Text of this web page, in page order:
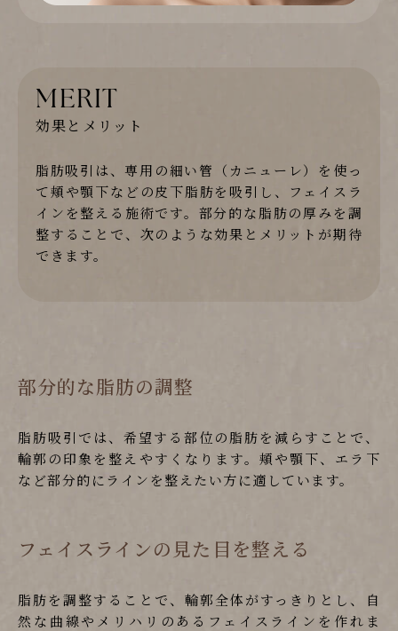
MERIT
効果とメリット
脂肪吸引は、専用の細い管（カニューレ）を使っ
て頬や顎下などの皮下脂肪を吸引し、フェイスラ
インを整える施術です。部分的な脂肪の厚みを調
整することで、次のような効果とメリットが期待
できます。
部分的な脂肪の調整
脂肪吸引では、希望する部位の脂肪を減らすことで、
輪郭の印象を整えやすくなります。頬や顎下、エラ下
など部分的にラインを整えたい方に適しています。
フェイスラインの見た目を整える
脂肪を調整することで、輪郭全体がすっきりとし、自
然な曲線やメリハリのあるフェイスラインを作れま